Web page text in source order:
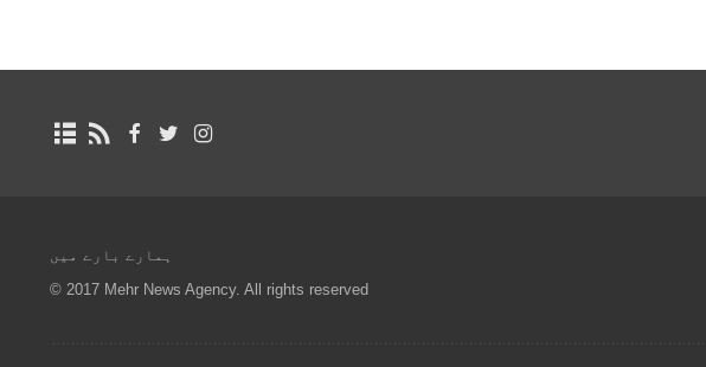
ہمارے بارے میں
© 2017 Mehr News Agency. All rights reserved